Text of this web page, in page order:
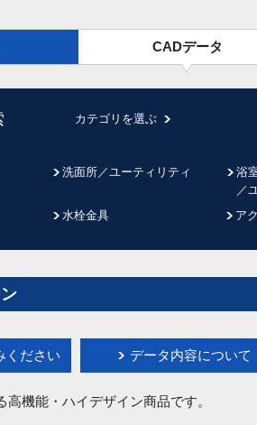
CADデータ
カテゴリを選ぶ
洗面所／ユーティリティ
浴
／
水栓金具 ア
ください データ内容について
高機能・ハイデザイン商品です。